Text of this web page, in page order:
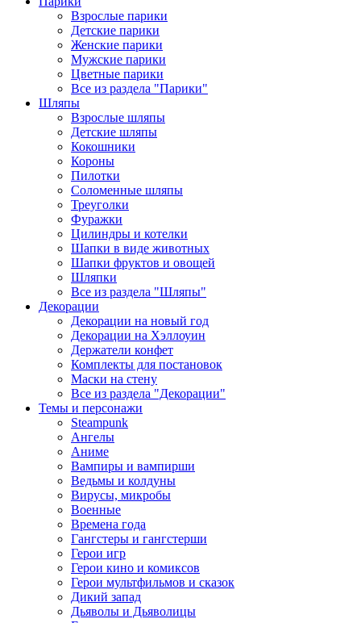
Взрослые парики
Детские парики
Женские парики
Мужские парики
Цветные парики
Все из раздела "Парики"
Шляпы
Взрослые шляпы
Детские шляпы
Кокошники
Короны
Пилотки
Соломенные шляпы
Треуголки
Фуражки
Цилиндры и котелки
Шапки в виде животных
Шапки фруктов и овощей
Шляпки
Все из раздела "Шляпы"
Декорации
Декорации на новый год
Декорации на Хэллоуин
Держатели конфет
Комплекты для постановок
Маски на стену
Все из раздела "Декорации"
Темы и персонажи
Steampunk
Ангелы
Аниме
Вампиры и вампирши
Ведьмы и колдуны
Вирусы, микробы
Военные
Времена года
Гангстеры и гангстерши
Герои игр
Герои кино и комиксов
Герои мультфильмов и сказок
Дикий запад
Дьяволы и Дьяволицы